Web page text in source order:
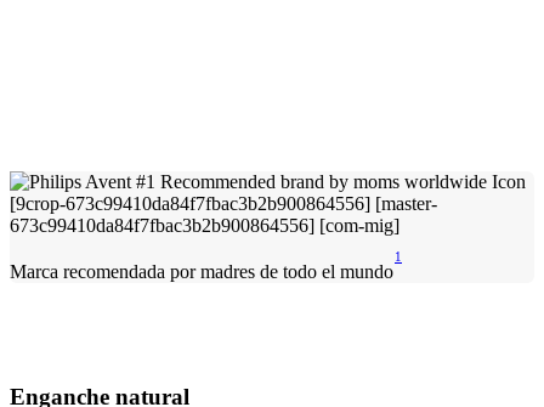
Marca recomendada por madres de todo el mundo
1
Enganche natural